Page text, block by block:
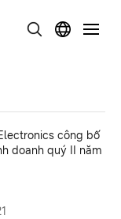
công bố
doanh quý II năm